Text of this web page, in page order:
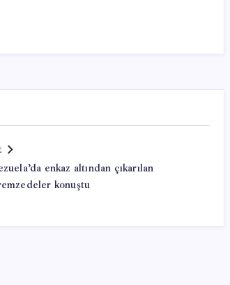
enkaz altından çıkarılan
konuştu